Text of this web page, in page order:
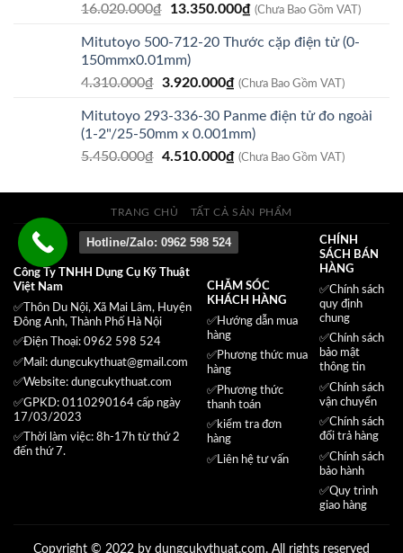
16.020.000₫
Giá
là:
16.020.000₫.
13.350.000₫Giá
tại
13.350.000₫.
(Chưa Bao Gồm VAT)
Mitutoyo 500-712-20 Thước cặp điện tử (0-
150mmx0.01mm)
4.310.000₫ Giá
là:
4.310.000₫.
3.920.000₫Giá
tại
là:
3.920.000₫.
(Chưa Bao Gồm VAT)
Mitutoyo 293-336-30 Panme điện tử đo ngoài
(1-2"/25-50mm x 0.001mm)
5.450.000₫ Giá
là:
5.450.000₫.
4.510.000₫Giá
tại
là:
4.510.000₫.
(Chưa Bao Gồm VAT)
TRANG CHỦ TẤT CẢ SẢN PHẨM
Công Ty TNHH Dụng Cụ Kỹ Thuật
Việt Nam
✅Thôn Du Nội, Xã Mai Lâm, Huyện
Đông Anh, Thành Phố Hà Nội
✅Điện Thoại: 0962 598 524
✅Mail: dungcukythuat@gmail.com
✅Website: dungcukythuat.com
✅GPKD: 0110290164 cấp ngày
17/03/2023
✅Thời làm việc: 8h-17h từ thứ 2
đến thứ 7.
CHĂM SÓC
KHÁCH HÀNG
✅Hướng dẫn mua
hàng
✅Phương thức mua
hàng
✅Phương thức
thanh toán
✅kiểm tra đơn
hàng
✅ Liên hệ tư vấn
CHÍNH
SÁCH BÁN
HÀNG
✅Chính sách
quy định
chung
✅Chính sách
bảo mật
thông tin
✅Chính sách
vận chuyển
✅Chính sách
đổi trả hàng
✅Chính sách
bảo hành
✅Quy trình
giao hàng
Copyright © 2022 by dungcukythuat.com. All rights reserved
Hotline/Zalo: 0962 598 524